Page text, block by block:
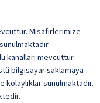
Misafirlerimize
kanalları mevcuttur.
bilgisayar saklamaya
kolaylıklar sunulmaktadır.